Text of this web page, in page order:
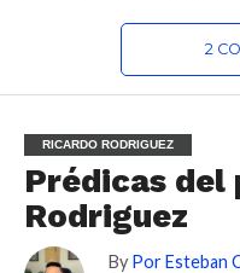
2
RICARDO RODRIGUEZ
Prédicas del
Rodriguez
By Por Esteban